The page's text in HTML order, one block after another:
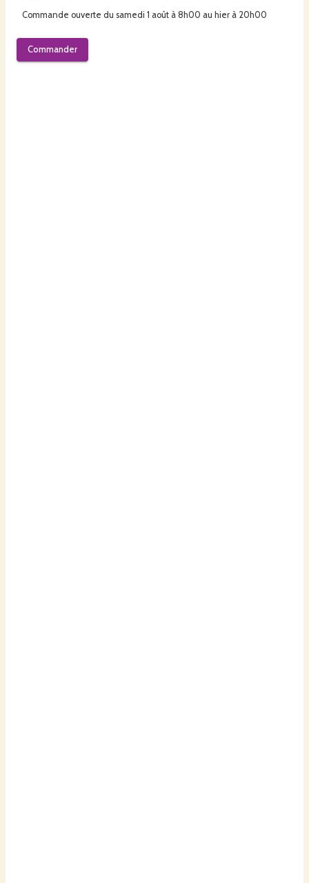
Commande ouverte du samedi 1 août à 8h00 au hier à 20h00
Commander